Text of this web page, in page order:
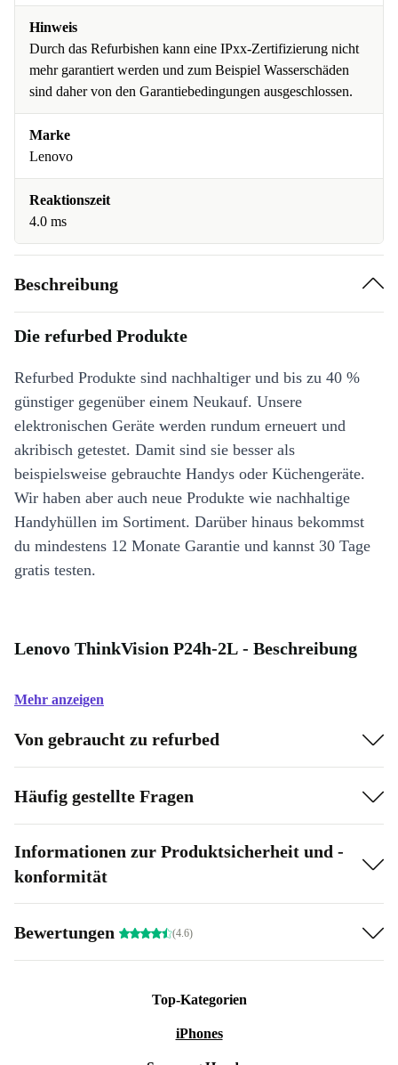
Hinweis
Durch das Refurbishen kann eine IPxx-Zertifizierung nicht
mehr garantiert werden und zum Beispiel Wasserschäden
sind daher von den Garantiebedingungen ausgeschlossen.
Marke
Lenovo
Reaktionszeit
4.0 ms
Beschreibung
Die refurbed Produkte
Refurbed Produkte sind nachhaltiger und bis zu 40 %
günstiger gegenüber einem Neukauf. Unsere
elektronischen Geräte werden rundum erneuert und
akribisch getestet. Damit sind sie besser als
beispielsweise gebrauchte Handys oder Küchengeräte.
Wir haben aber auch neue Produkte wie nachhaltige
Handyhüllen im Sortiment. Darüber hinaus bekommst
du mindestens 12 Monate Garantie und kannst 30 Tage
gratis testen.
Lenovo ThinkVision P24h-2L - Beschreibung
Mehr anzeigen
Von gebraucht zu refurbed
Häufig gestellte Fragen
Informationen zur Produktsicherheit und -
konformität
Bewertungen (4.6)
Top-Kategorien
iPhones